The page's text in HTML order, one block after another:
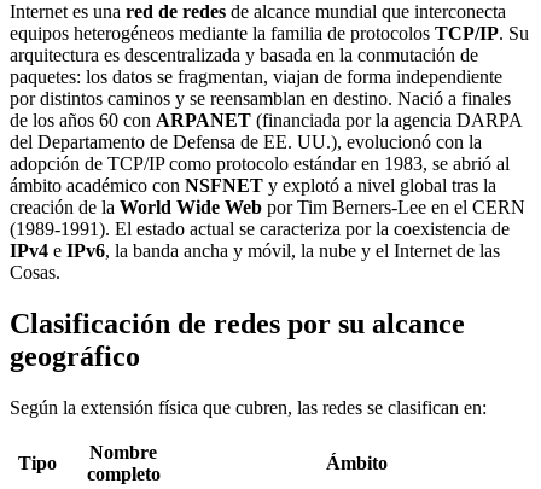
Internet es una red de redes de alcance mundial que interconecta
equipos heterogéneos mediante la familia de protocolos TCP/IP. Su
arquitectura es descentralizada y basada en la conmutación de
paquetes: los datos se fragmentan, viajan de forma independiente
por distintos caminos y se reensamblan en destino. Nació a finales
de los años 60 con ARPANET (financiada por la agencia DARPA
del Departamento de Defensa de EE. UU.), evolucionó con la
adopción de TCP/IP como protocolo estándar en 1983, se abrió al
ámbito académico con NSFNET y explotó a nivel global tras la
creación de la World Wide Web por Tim Berners-Lee en el CERN
(1989-1991). El estado actual se caracteriza por la coexistencia de
IPv4 e IPv6, la banda ancha y móvil, la nube y el Internet de las
Cosas.
Clasificación de redes por su alcance
geográfico
Según la extensión física que cubren, las redes se clasifican en:
Tipo
Nombre
completo
Ámbito